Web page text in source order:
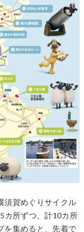
須賀めぐりサイクル
カ所ずつ、計10カ所
を集めると、先着で